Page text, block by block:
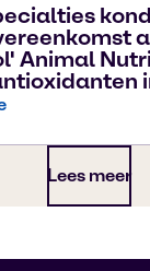
Animal
Lees meer